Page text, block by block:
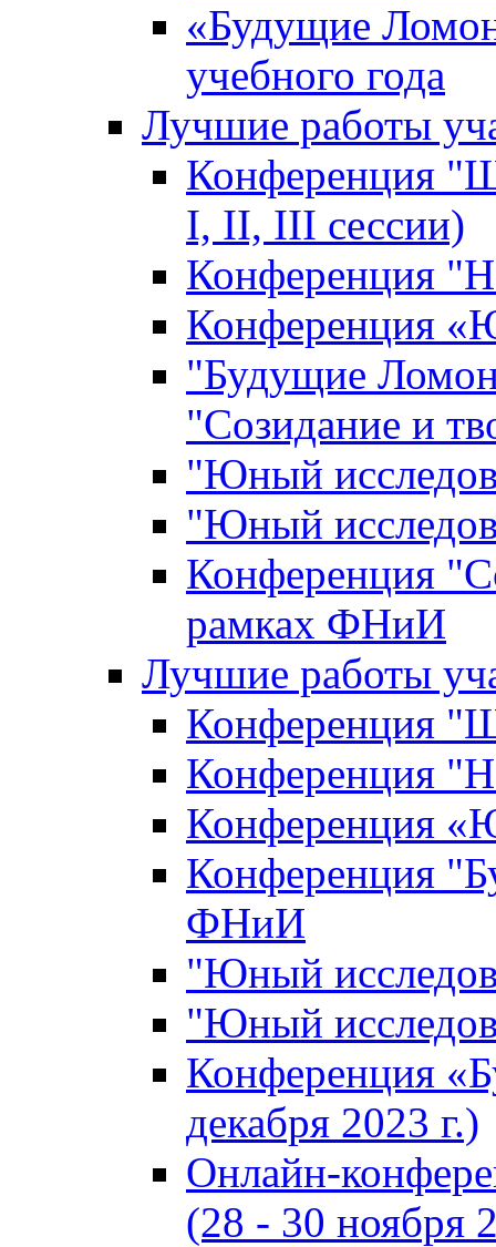
«Будущие
учебного года
Лучшие работы
Конференция
I, II, III сессии)
Конференция
Конференция
"Будущие
"Созидание и
"Юный
"Юный
Конференция
рамках ФНиИ
Лучшие работы
Конференция
Конференция
Конференция
Конференция
ФНиИ
"Юный
"Юный
Конференция
декабря 2023 г.)
Онлайн-
(28 - 30 ноября